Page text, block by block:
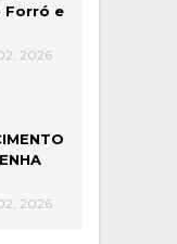
Forró e
2026
2026